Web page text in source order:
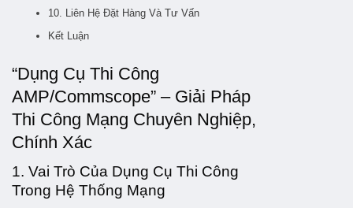
10. Liên Hệ Đặt Hàng Và Tư Vấn
Kết Luận
“Dụng Cụ Thi Công
AMP/Commscope” – Giải Pháp
Thi Công Mạng Chuyên Nghiệp,
Chính Xác
1. Vai Trò Của Dụng Cụ Thi Công
Trong Hệ Thống Mạng